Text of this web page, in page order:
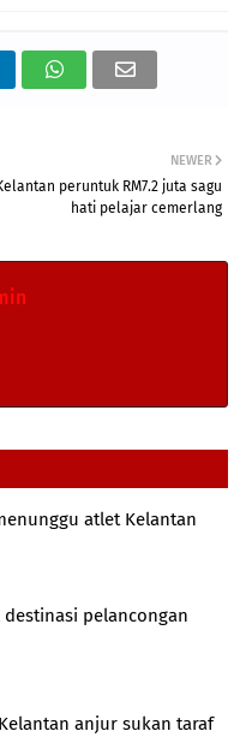
NEWER
peruntuk RM7.2 juta sagu
hati pelajar cemerlang
atlet Kelantan
pelancongan
anjur sukan taraf